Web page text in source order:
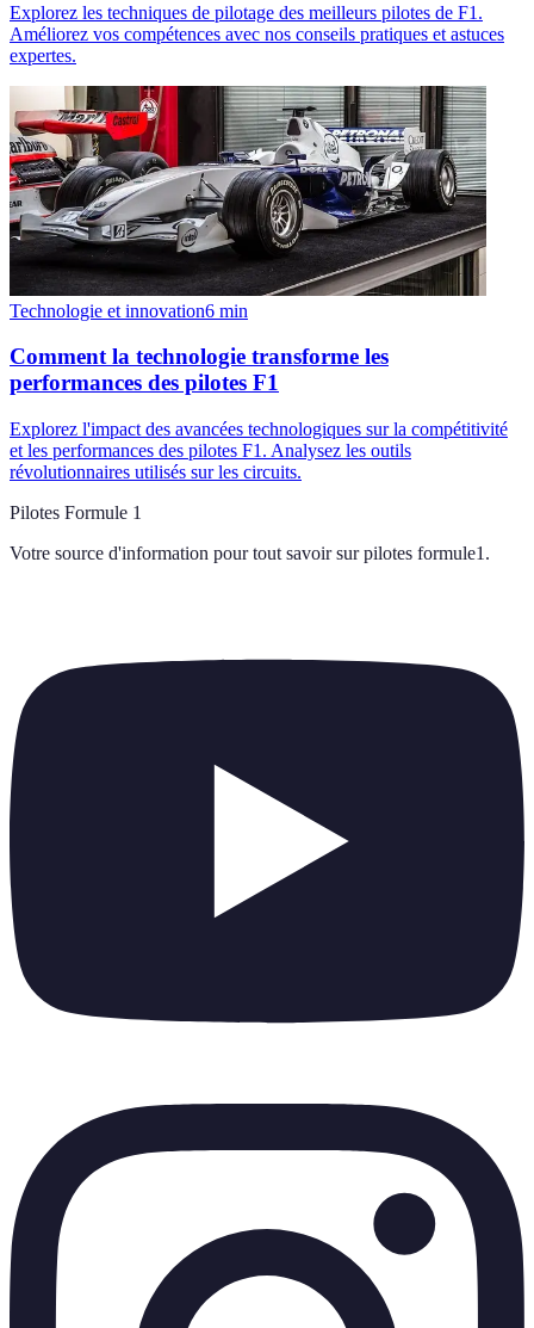
Explorez les techniques de pilotage des meilleurs pilotes de F1.
Améliorez vos compétences avec nos conseils pratiques et astuces
expertes.
Technologie et innovation6 min
Comment la technologie transforme les
performances des pilotes F1
Explorez l'impact des avancées technologiques sur la compétitivité
et les performances des pilotes F1. Analysez les outils
révolutionnaires utilisés sur les circuits.
Pilotes Formule 1
Votre source d'information pour tout savoir sur pilotes formule1 .